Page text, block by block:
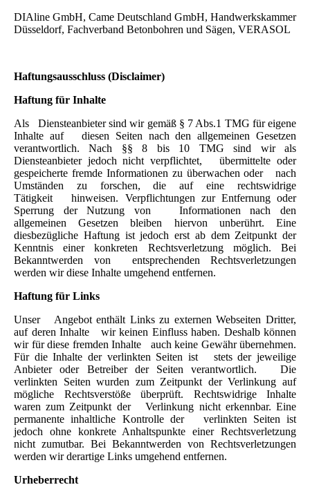
DIAline GmbH, Came Deutschland GmbH, Handwerkskammer
Düsseldorf, Fachverband Betonbohren und Sägen, VERASOL
Haftungsausschluss (Disclaimer)
Haftung für Inhalte
Als Diensteanbieter sind wir gemäß § 7 Abs.1 TMG für eigene
Inhalte auf diesen Seiten nach den allgemeinen Gesetzen
verantwortlich. Nach §§ 8 bis 10 TMG sind wir als
Diensteanbieter jedoch nicht verpflichtet, übermittelte oder
gespeicherte fremde Informationen zu überwachen oder nach
Umständen zu forschen, die auf eine rechtswidrige
Tätigkeit hinweisen. Verpflichtungen zur Entfernung oder
Sperrung der Nutzung von Informationen nach den
allgemeinen Gesetzen bleiben hiervon unberührt. Eine
diesbezügliche Haftung ist jedoch erst ab dem Zeitpunkt der
Kenntnis einer konkreten Rechtsverletzung möglich. Bei
Bekanntwerden von entsprechenden Rechtsverletzungen
werden wir diese Inhalte umgehend entfernen.
Haftung für Links
Unser Angebot enthält Links zu externen Webseiten Dritter,
auf deren Inhalte wir keinen Einfluss haben. Deshalb können
wir für diese fremden Inhalte auch keine Gewähr übernehmen.
Für die Inhalte der verlinkten Seiten ist stets der jeweilige
Anbieter oder Betreiber der Seiten verantwortlich. Die
verlinkten Seiten wurden zum Zeitpunkt der Verlinkung auf
mögliche Rechtsverstöße überprüft. Rechtswidrige Inhalte
waren zum Zeitpunkt der Verlinkung nicht erkennbar. Eine
permanente inhaltliche Kontrolle der verlinkten Seiten ist
jedoch ohne konkrete Anhaltspunkte einer Rechtsverletzung
nicht zumutbar. Bei Bekanntwerden von Rechtsverletzungen
werden wir derartige Links umgehend entfernen.
Urheberrecht